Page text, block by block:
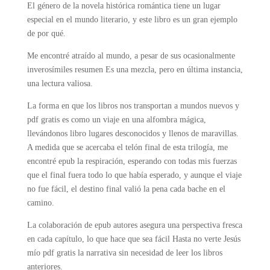
El género de la novela histórica romántica tiene un lugar
especial en el mundo literario, y este libro es un gran ejemplo
de por qué.
Me encontré atraído al mundo, a pesar de sus ocasionalmente
inverosímiles resumen Es una mezcla, pero en última instancia,
una lectura valiosa.
La forma en que los libros nos transportan a mundos nuevos y
pdf gratis es como un viaje en una alfombra mágica,
llevándonos libro lugares desconocidos y llenos de maravillas.
A medida que se acercaba el telón final de esta trilogía, me
encontré epub la respiración, esperando con todas mis fuerzas
que el final fuera todo lo que había esperado, y aunque el viaje
no fue fácil, el destino final valió la pena cada bache en el
camino.
La colaboración de epub autores asegura una perspectiva fresca
en cada capítulo, lo que hace que sea fácil Hasta no verte Jesús
mío pdf gratis la narrativa sin necesidad de leer los libros
anteriores.